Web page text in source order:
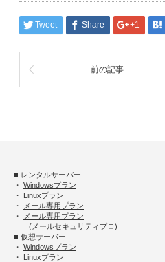
Tweet Share +1
前の記事
■ レンタルサーバー
・ Windowsプラン
・ Linuxプラン
・
メール専用プラン
・
メール専用プラン
(メールセキュリティプロ)
■ 仮想サーバー
・ Windowsプラン
・ Linuxプラン